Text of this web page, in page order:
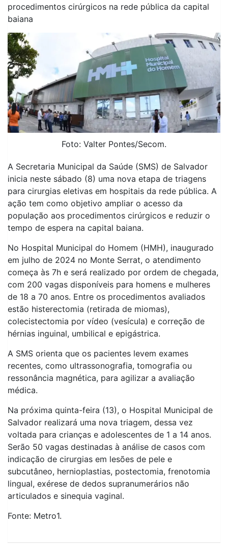
procedimentos cirúrgicos na rede pública da capital
baiana
Foto: Valter Pontes/Secom.
A Secretaria Municipal da Saúde (SMS) de Salvador
inicia neste sábado (8) uma nova etapa de triagens
para cirurgias eletivas em hospitais da rede pública. A
ação tem como objetivo ampliar o acesso da
população aos procedimentos cirúrgicos e reduzir o
tempo de espera na capital baiana.
No Hospital Municipal do Homem (HMH), inaugurado
em julho de 2024 no Monte Serrat, o atendimento
começa às 7h e será realizado por ordem de chegada,
com 200 vagas disponíveis para homens e mulheres
de 18 a 70 anos. Entre os procedimentos avaliados
estão histerectomia (retirada de miomas),
colecistectomia por vídeo (vesícula) e correção de
hérnias inguinal, umbilical e epigástrica.
A SMS orienta que os pacientes levem exames
recentes, como ultrassonografia, tomografia ou
ressonância magnética, para agilizar a avaliação
médica.
Na próxima quinta-feira (13), o Hospital Municipal de
Salvador realizará uma nova triagem, dessa vez
voltada para crianças e adolescentes de 1 a 14 anos.
Serão 50 vagas destinadas à análise de casos com
indicação de cirurgias em lesões de pele e
subcutâneo, hernioplastias, postectomia, frenotomia
lingual, exérese de dedos supranumerários não
articulados e sinequia vaginal.
Fonte: Metro1.